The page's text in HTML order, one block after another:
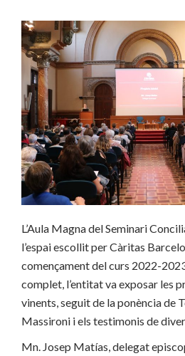
L’Aula Magna del Seminari
l’espai escollit per Càritas
començament del curs 2022-
complet, l’entitat va exposar les
vinents, seguit de la ponència de
Massironi i els testimonis de
Mn. Josep Matías, delegat